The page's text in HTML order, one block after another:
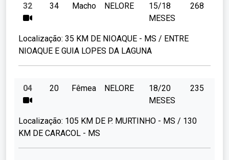
32 34 Macho NELORE
15/18
MESES
268
Localização: 35 KM DE NIOAQUE - MS / ENTRE
NIOAQUE E GUIA LOPES DA LAGUNA
04 20 Fêmea NELORE
18/20
MESES
235
Localização: 105 KM DE P. MURTINHO - MS / 130
KM DE CARACOL - MS